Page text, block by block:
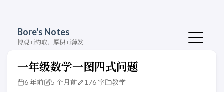
Bore's Notes
博观而约取，厚积而薄发
一年级数学一图四式问题
6 年前 5 个月前 176 字 教学